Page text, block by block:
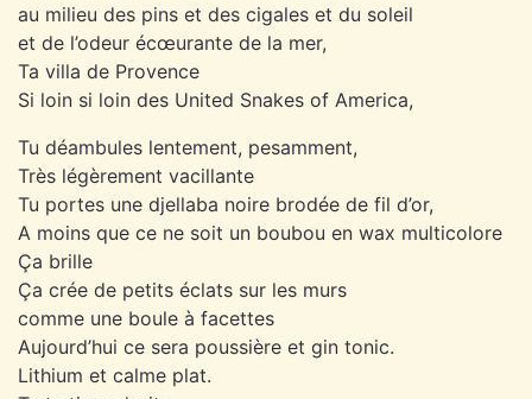
au milieu des pins et des cigales et du soleil
et de l’odeur écœurante de la mer,
Ta villa de Provence
Si loin si loin des United Snakes of America,
Tu déambules lentement, pesamment,
Très légèrement vacillante
Tu portes une djellaba noire brodée de fil d’or,
A moins que ce ne soit un boubou en wax multicolore
Ça brille
Ça crée de petits éclats sur les murs
comme une boule à facettes
Aujourd’hui ce sera poussière et gin tonic.
Lithium et calme plat.